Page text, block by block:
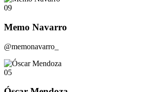
09
Memo Navarro
@memonavarro_
05